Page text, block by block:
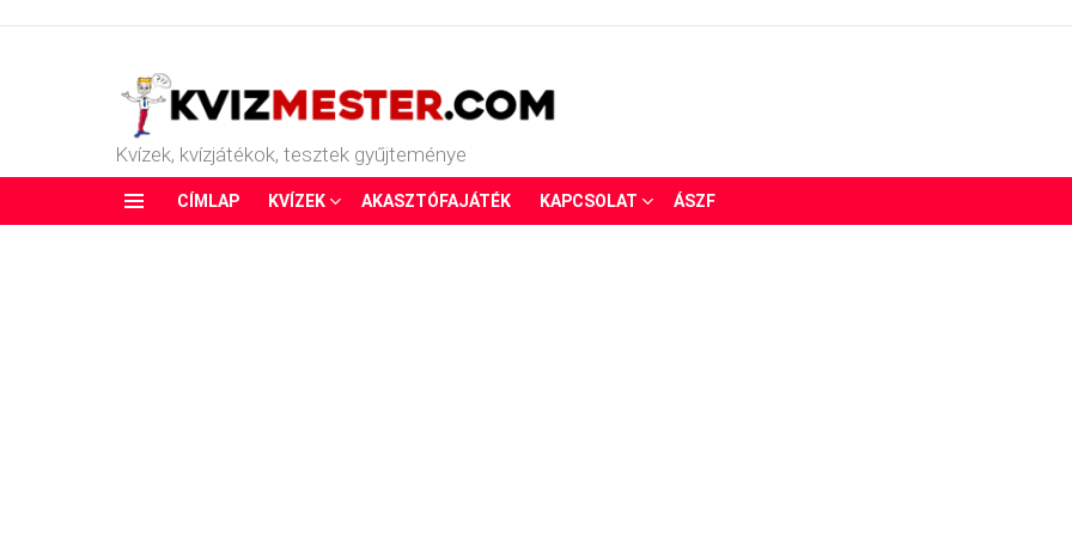
Kvízek, kvízjátékok, tesztek gyűjteménye
CÍMLAP KVÍZEK AKASZTÓFAJÁTÉK KAPCSOLAT ÁSZF